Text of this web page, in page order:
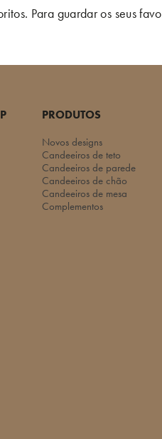
Para guardar os seus
PRODUTOS
Novos designs
Candeeiros de teto
Candeeiros de parede
Candeeiros de chão
Candeeiros de mesa
Complementos